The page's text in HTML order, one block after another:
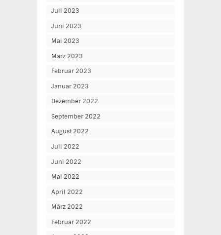
Juli 2023
Juni 2023
Mai 2023
März 2023
Februar 2023
Januar 2023
Dezember 2022
September 2022
August 2022
Juli 2022
Juni 2022
Mai 2022
April 2022
März 2022
Februar 2022